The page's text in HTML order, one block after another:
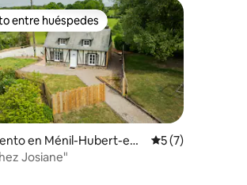
entre huéspedes
entre huéspedes
en Ménil-Hubert-en-
Calificación
5 (7)
Josiane"